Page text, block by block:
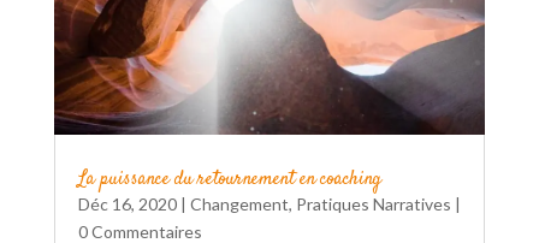
La puissance du retournement en coaching
Déc 16, 2020| Changement, Pratiques Narratives |
0 Commentaires